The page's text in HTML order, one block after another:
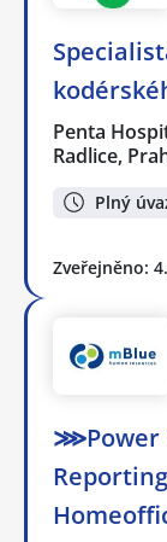
Penta
Radlice,
Plný
Zveřejněno:
⋙Power